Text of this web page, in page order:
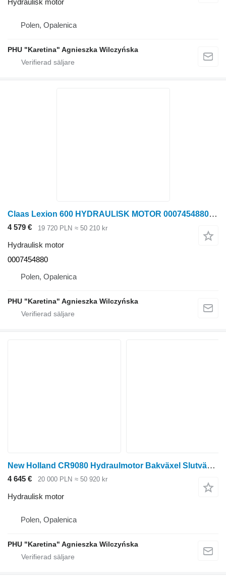
Hydraulisk motor
Polen, Opalenica
PHU "Karetina" Agnieszka Wilczyńska
Claas Lexion 600 HYDRAULISK MOTOR 0007454880 (Hydrostatisk drivning till Claas Lexion 600 skördetröska
4 579 € 19 720 PLN ≈ 50 210 kr
Hydraulisk motor
0007454880
Polen, Opalenica
PHU "Karetina" Agnieszka Wilczyńska
New Holland CR9080 Hydraulmotor Bakväxel Slutväxel DELAR 87281652 hydraulisk motor till New Holland
4 645 € 20 000 PLN ≈ 50 920 kr
Hydraulisk motor
Polen, Opalenica
PHU "Karetina" Agnieszka Wilczyńska